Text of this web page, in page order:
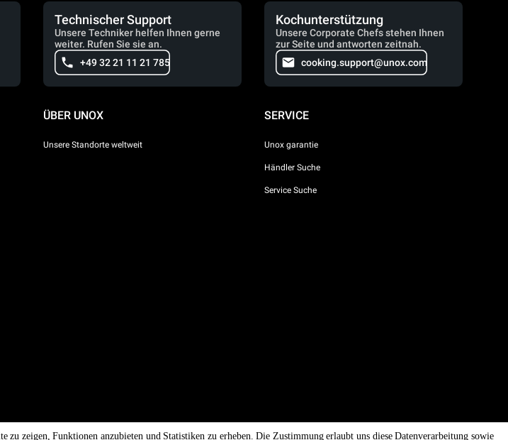
Technischer Support
Unsere Techniker helfen Ihnen gerne
weiter. Rufen Sie sie an.
+49 32 21 11 21 785
Kochunterstützung
Unsere Corporate Chefs stehen Ihnen
zur Seite und antworten zeitnah.
cooking.support@unox.com
ÜBER UNOX
Unsere Standorte weltweit
SERVICE
Unox garantie
Händler Suche
Service Suche
zeigen, Funktionen anzubieten und Statistiken zu erheben. Die Zustimmung erlaubt uns diese Datenverarbeitung sowie